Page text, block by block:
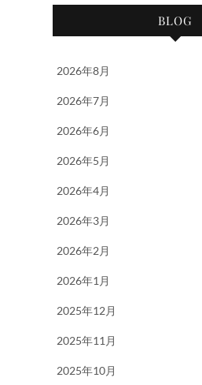
BLOG
2026年8月
2026年7月
2026年6月
2026年5月
2026年4月
2026年3月
2026年2月
2026年1月
2025年12月
2025年11月
2025年10月